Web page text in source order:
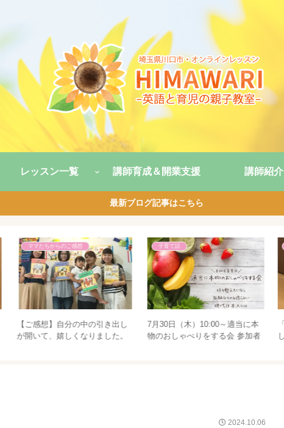
レッスン一覧 講師育成＆開業支援 講師紹介
最新ブログ記事はこちら
子育て話
生後11か月のサブロー備忘録
子育て話
全お母さんに読んで欲しい『子
どもをじょうぶにする食事は、
2024.10.06